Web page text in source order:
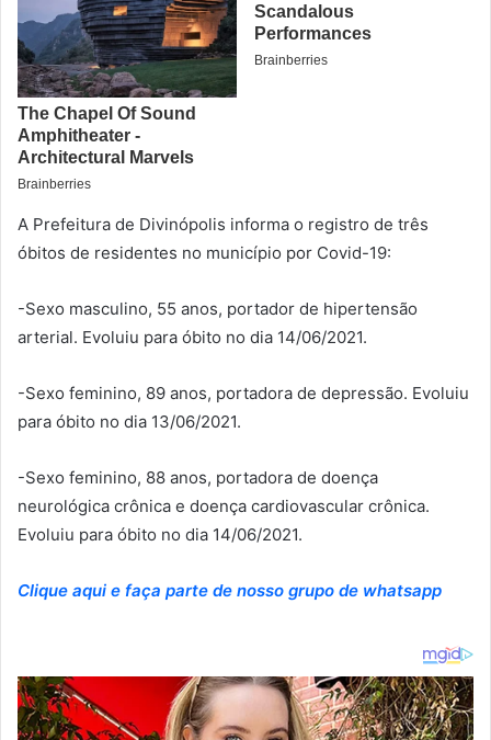
A Prefeitura de Divinópolis informa o registro de três
óbitos de residentes no município por Covid-19:
-Sexo masculino, 55 anos, portador de hipertensão
arterial. Evoluiu para óbito no dia 14/06/2021.
-Sexo feminino, 89 anos, portadora de depressão. Evoluiu
para óbito no dia 13/06/2021.
-Sexo feminino, 88 anos, portadora de doença
neurológica crônica e doença cardiovascular crônica.
Evoluiu para óbito no dia 14/06/2021.
Clique aqui e faça parte de nosso grupo de whatsapp